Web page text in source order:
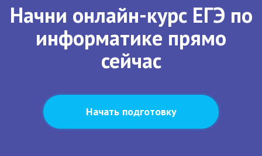
Начни онлайн-курс ЕГЭ по
информатике прямо
сейчас
Начать подготовку